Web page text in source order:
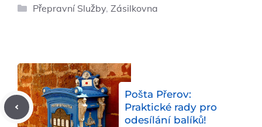
Rubriky
Přepravní Služby, Zásilkovna
Pošta Přerov:
Praktické rady pro
odesílání balíků!